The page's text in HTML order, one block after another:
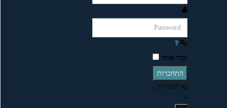
זכור אותי
התחברות
נא להמתין...
×